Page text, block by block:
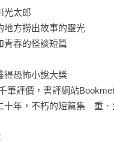
光太郎
地方撈出故事的靈光
青春的怪談短篇
得恐怖小說大獎
筆評價，書評網站
十年，不朽的短篇集　重．